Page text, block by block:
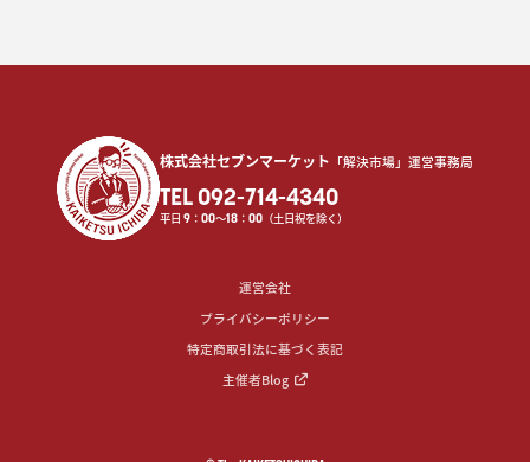
株式会社セブンマーケット 「解決市場」運営事務局
TEL 092-714-4340
平日9 ：00〜18 ：00 （土日祝を除く）
運営会社
プライバシーポリシー
特定商取引法に基づく表記
主催者Blog